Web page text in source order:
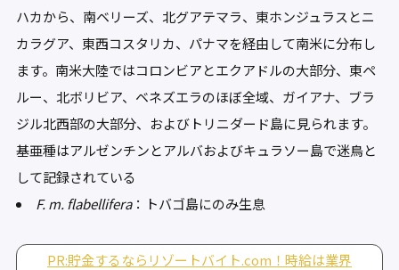
ハカから、南ベリーズ、北グアテマラ、東ホンジュラスとニ
カラグア、東西コスタリカ、パナマを経由して南米に分布し
ます。南米大陸ではコロンビアとエクアドルの大部分、東ペ
ルー、北ボリビア、ベネズエラのほぼ全域、ガイアナ、ブラ
ジル北西部の大部分、およびトリニダード島に見られます。
基亜種はアルゼンチンとアルバおよびキュラソー島で迷鳥と
して記録されている
F. m. flabellifera：トバゴ島にのみ生息
PR:貯金するならリゾートバイト.com！時給は業界